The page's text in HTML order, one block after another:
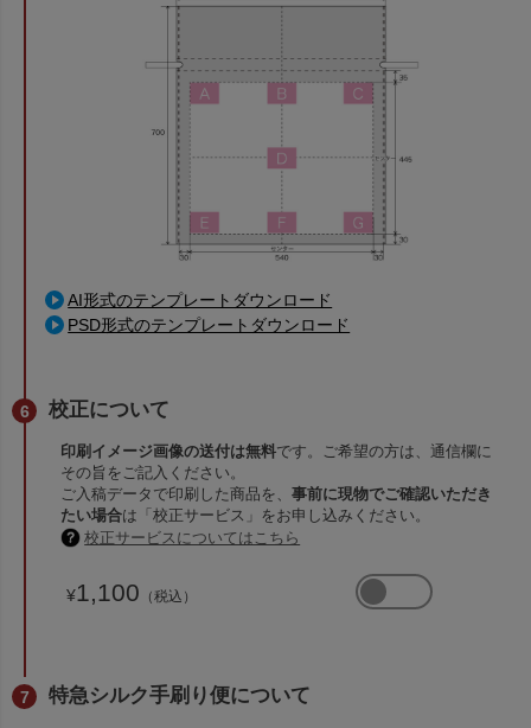
AI形式のテンプレートダウンロード
PSD形式のテンプレートダウンロード
校正について
印刷イメージ画像の送付は無料です。ご希望の方は、通信欄に
その旨をご記入ください。
ご入稿データで印刷した商品を、事前に現物でご確認いただき
たい場合は「校正サービス」をお申し込みください。
校正サービスについてはこちら
¥1,100 （税込）
特急シルク手刷り便について